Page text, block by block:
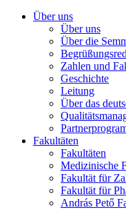
Über uns
Über uns
Über die
Zahlen und
Geschichte
Leitung
Über das
Fakultäten
Fakultäten
Medizinische
Fakultät für
Fakultät für
András Pető